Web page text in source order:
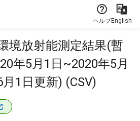
ヘルプEnglish
境放射能測定結果(暫
年5月1日~2020年5月
1日更新) (CSV)